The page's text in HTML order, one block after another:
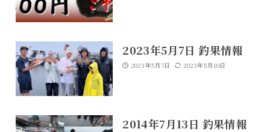
2023年5月7日 釣果情報
2023年5月7日 2023年5月10日
2014年7月13日 釣果情報